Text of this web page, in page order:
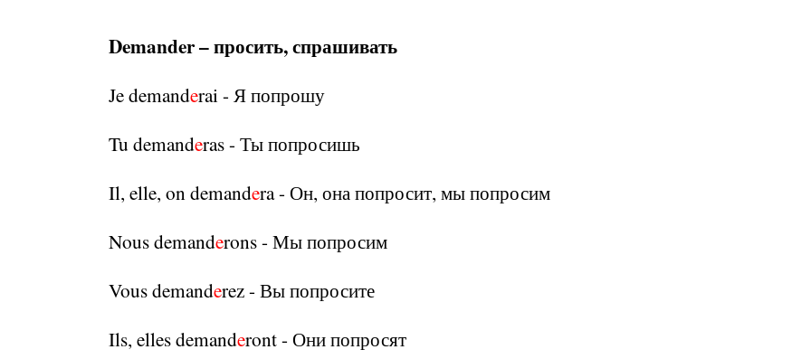
Demander – просить, спрашивать
Je demanderai - Я попрошу
Tu demanderas - Ты попросишь
Il, elle, on demandera - Он, она попросит, мы попросим
Nous demanderons - Мы попросим
Vous demanderez - Вы попросите
Ils, elles demanderont - Они попросят